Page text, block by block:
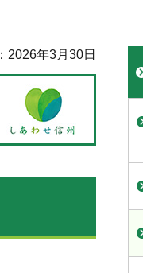
2026年3月30日